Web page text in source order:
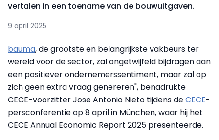
vertalen in een toename van de bouwuitgaven.
9 april 2025
bauma, de grootste en belangrijkste vakbeurs ter
wereld voor de sector, zal ongetwijfeld bijdragen aan
een positiever ondernemerssentiment, maar zal op
zich geen extra vraag genereren", benadrukte
CECE-voorzitter Jose Antonio Nieto tijdens deCECE-
persconferentie op 8 april in München, waar hij het
CECE Annual Economic Report 2025 presenteerde.